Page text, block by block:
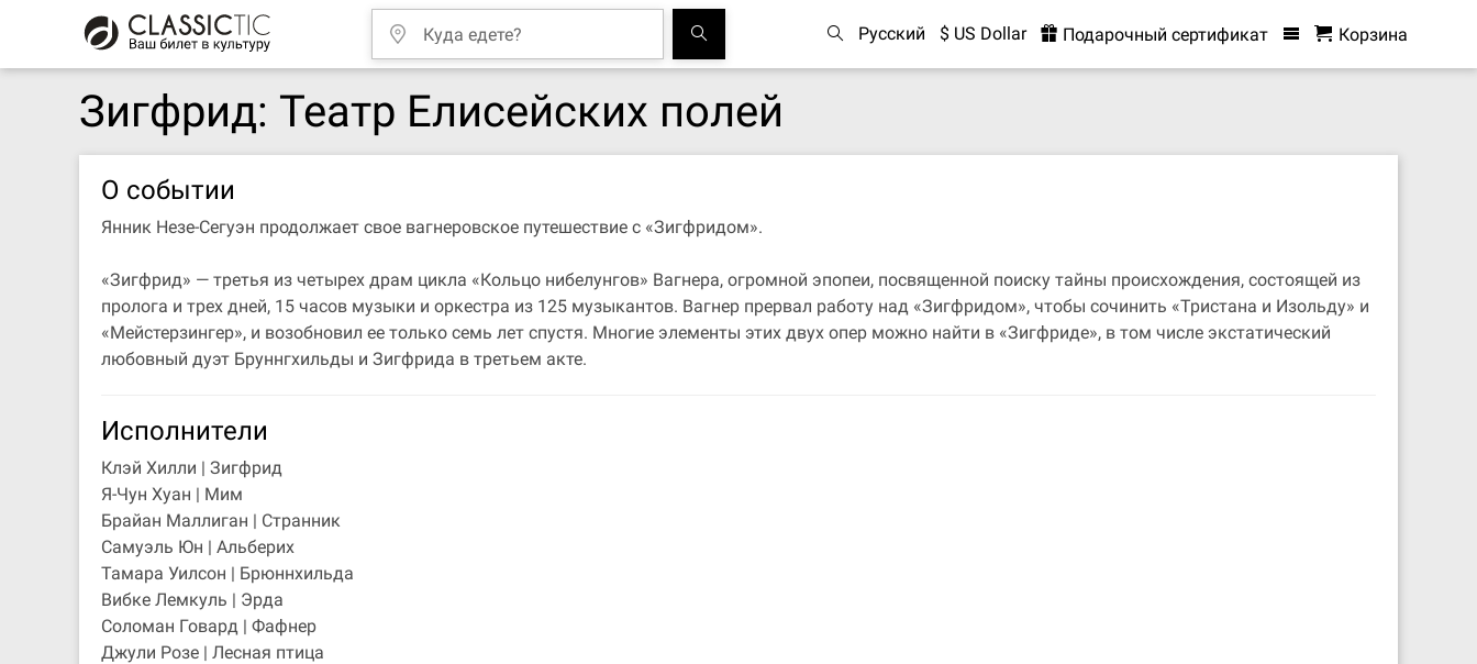
Русский $ US Dollar Подарочный сертификат Корзина
Зигфрид: Театр Елисейских полей
О событии
Янник Незе-Сегуэн продолжает свое вагнеровское путешествие с «Зигфридом».
«Зигфрид» — третья из четырех драм цикла «Кольцо нибелунгов» Вагнера, огромной эпопеи, посвященной поиску тайны происхождения, состоящей из
пролога и трех дней, 15 часов музыки и оркестра из 125 музыкантов. Вагнер прервал работу над «Зигфридом», чтобы сочинить «Тристана и Изольду» и
«Мейстерзингер», и возобновил ее только семь лет спустя. Многие элементы этих двух опер можно найти в «Зигфриде», в том числе экстатический
любовный дуэт Бруннгхильды и Зигфрида в третьем акте.
Исполнители
Клэй Хилли | Зигфрид
Я-Чун Хуан | Мим
Брайан Маллиган | Странник
Самуэль Юн | Альберих
Тамара Уилсон | Брюннхильда
Вибке Лемкуль | Эрда
Соломан Говард | Фафнер
Джули Розе | Лесная птица